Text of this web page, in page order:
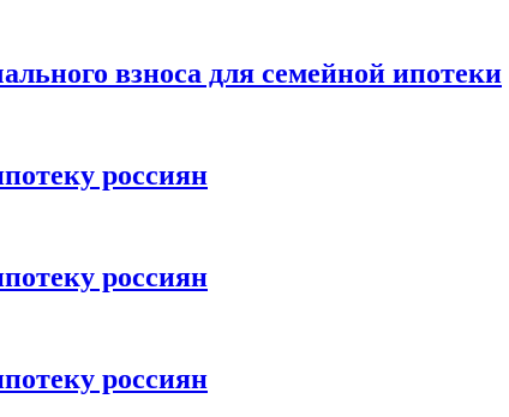
взноса для семейной ипотеки
россиян
россиян
россиян